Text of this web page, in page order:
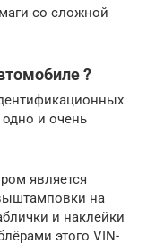
со сложной
?
и очень
является
на
и наклейки
этого VIN-